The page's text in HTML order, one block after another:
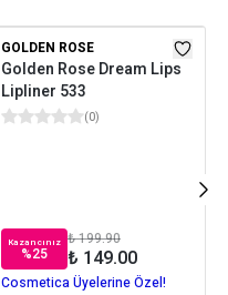
GOLDEN ROSE
Golden Rose Dream Lips
Lipliner 533
(0)
Kazancınız
%25
₺ 199.90
₺ 149.00
Cosmetica Üyelerine Özel!